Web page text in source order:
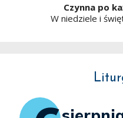
Czynna po
W niedziele i